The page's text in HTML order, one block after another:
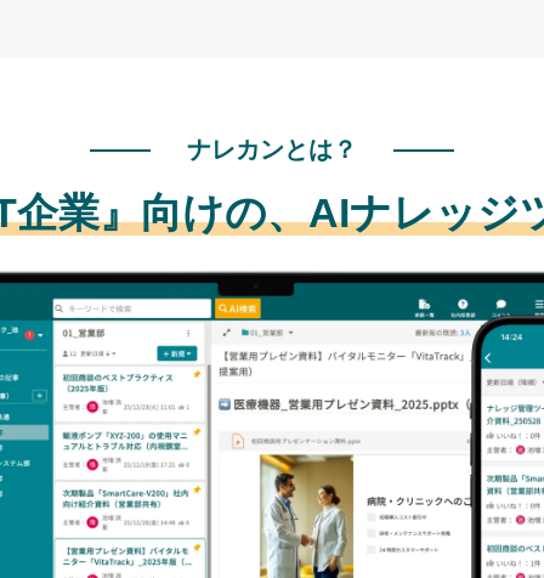
ナレカンとは？
企業』向けの、AIナレッジ